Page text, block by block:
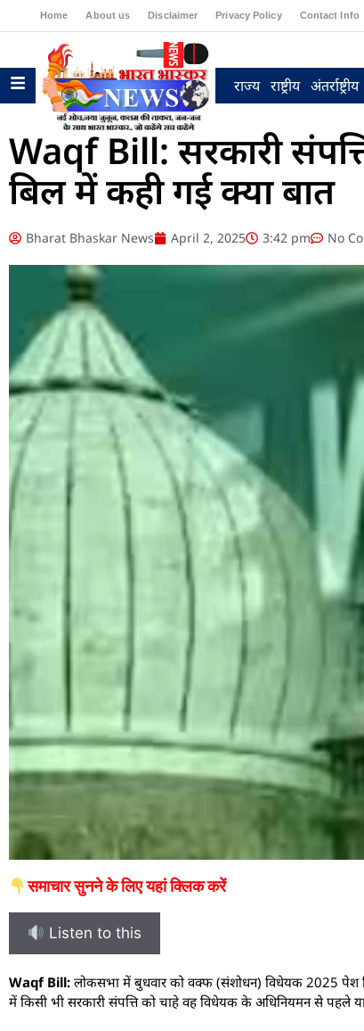
Home About us Disclaimer Privacy Policy Contact Info
राज्य राष्ट्रीय अंतर्राष्ट्रीय
Waqf Bill: सरकारी
बिल में कही गई क्या बात
Bharat Bhaskar News April 2, 2025 3:42 pm No
समाचार सुनने के लिए यहां क्लिक करें
Listen to this
Waqf Bill: लोकसभा में बुधवार को वक्फ (संशोधन) विधेयक 2025 पेश
में किसी भी सरकारी संपत्ति को चाहे वह विधेयक के अधिनियमन से पहले